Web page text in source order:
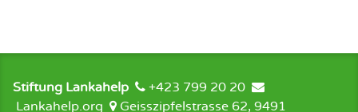
Stiftung Lankahelp
+423 799 20 20
Lankahelp.org
Geisszipfelstrasse 62, 9491